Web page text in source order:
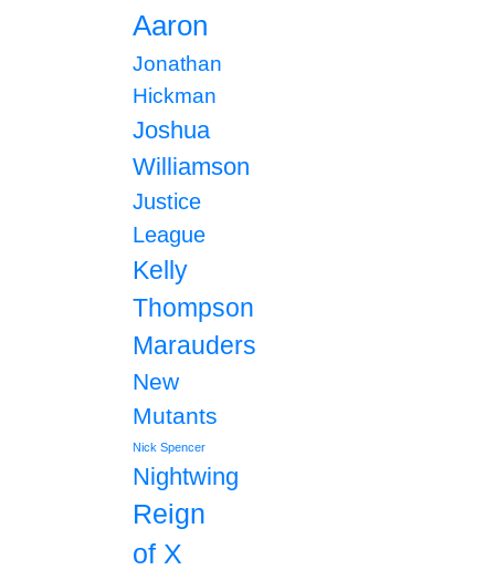
Aaron
Jonathan
Hickman
Joshua
Williamson
Justice
League
Kelly
Thompson
Marauders
New
Mutants
Nick Spencer
Nightwing
Reign
of X